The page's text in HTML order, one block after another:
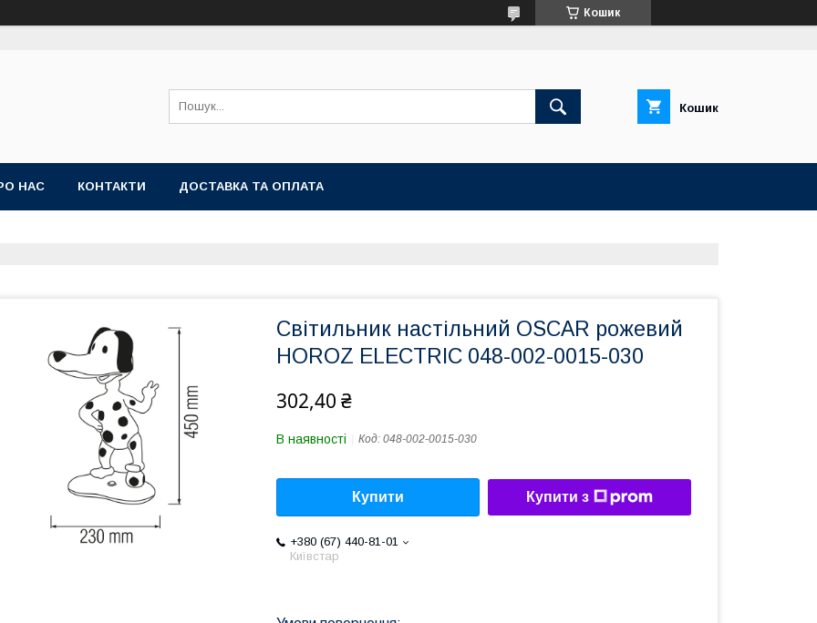
Кошик
Кошик
НАС КОНТАКТИ ДОСТАВКА ТА ОПЛАТА
Світильник настільний OSCAR рожевий
HOROZ ELECTRIC 048-002-0015-030
302,40 ₴
В наявності Код: 048-002-0015-030
Купити Купити з
+380 (67) 440-81-01
Київстар